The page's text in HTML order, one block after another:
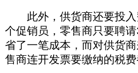
此外，供货商还要投入
个促销员，零售商只要聘
省了一笔成本，而对供货
售商连开发票要缴纳的税